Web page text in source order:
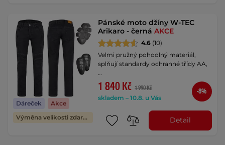
Dáreček
Akce
Výměna velikosti zdarma
Pánské moto džíny W-TEC
Arikaro - černáAKCE
4.6 (10)
Velmi pružný pohodlný materiál,
splňují standardy ochranné třídy AA,
1 840 Kč 1 990 Kč
skladem – 10.8. u Vás
-8%
Detail